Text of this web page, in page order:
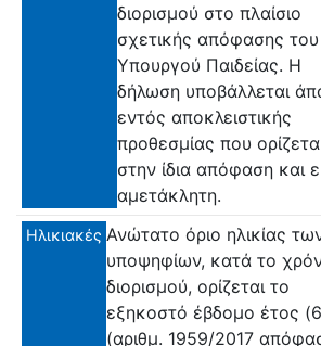
διορισμού στο πλαίσιο
σχετικής απόφασης του
Υπουργού Παιδείας. Η
δήλωση υποβάλλεται
εντός αποκλειστικής
προθεσμίας που
στην ίδια απόφαση και
αμετάκλητη.
Ηλικιακές Ανώτατο όριο ηλικίας
υποψηφίων, κατά το
διορισμού, ορίζεται το
εξηκοστό έβδομο έτος
(αριθμ. 1959/2017